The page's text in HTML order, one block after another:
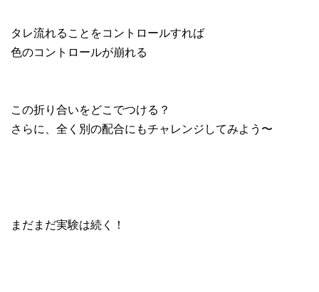
タレ流れることをコントロールすれば
色のコントロールが崩れる
この折り合いをどこでつける？
さらに、全く別の配合にもチャレンジしてみよう〜
まだまだ実験は続く！